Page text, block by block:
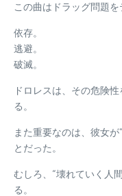
この曲はドラッグ問題を
依存。
逃避。
破滅。
ドロレスは、その危険
る。
また重要なのは、彼女
とだった。
むしろ、“壊れていく人
る。